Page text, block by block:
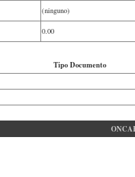
(ninguno)
0.00
Tipo Documento